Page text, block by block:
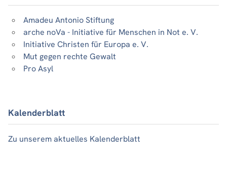
Amadeu Antonio Stiftung
arche noVa - Initiative für Menschen in Not e. V.
Initiative Christen für Europa e. V.
Mut gegen rechte Gewalt
Pro Asyl
Kalenderblatt
Zu unserem aktuelles Kalenderblatt